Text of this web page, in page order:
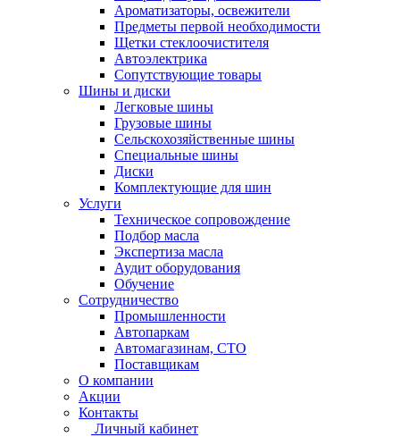
Ароматизаторы, освежители
Предметы первой необходимости
Щетки стеклоочистителя
Автоэлектрика
Сопутствующие товары
Шины и диски
Легковые шины
Грузовые шины
Сельскохозяйственные шины
Специальные шины
Диски
Комплектующие для шин
Услуги
Техническое сопровождение
Подбор масла
Экспертиза масла
Аудит оборудования
Обучение
Сотрудничество
Промышленности
Автопаркам
Автомагазинам, СТО
Поставщикам
О компании
Акции
Контакты
Личный кабинет